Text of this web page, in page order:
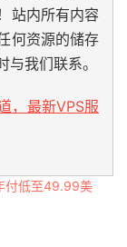
站内所有内容
何资源的储存
我们联系。
，最新VPS服
付低至49.99美